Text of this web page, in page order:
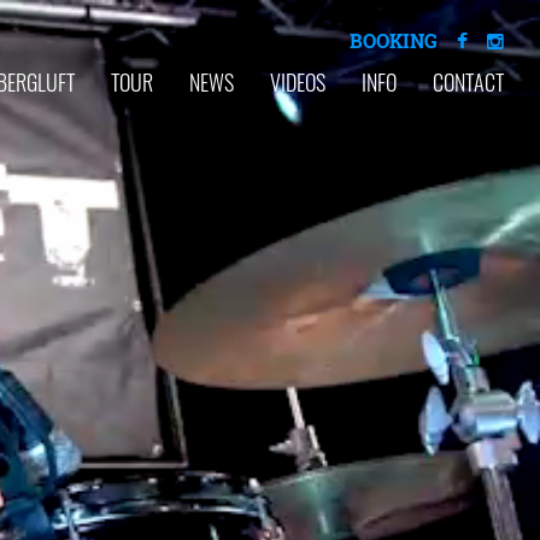
BOOKING
TOUR NEWS VIDEOS INFO CONTACT